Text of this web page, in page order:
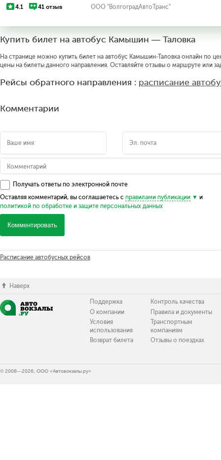
4.1 41 отзыв ООО "ВолгоградАвтоТранс"
Купить билет на автобус Камышин — Таловка
На странице можно купить билет на автобус Камышин-Таловка онлайн по
цены на билеты данного направления. Оставляйте отзывы о маршруте или
Рейсы обратного направления : расписание
Комментарии
Получать ответы по электронной почте
Оставляя комментарий, вы соглашаетесь с правилами публикации
и
политикой по обработке и защите персональных данных
Комментировать
Расписание автобусных рейсов
Наверх
Поддержка
О компании
Условия
использования
Возврат билета
Контроль качества
Правила и документы
Транспортным
компаниям
Отзывы о поездках
© 2008—2026, ООО «Автовокзалы.ру»